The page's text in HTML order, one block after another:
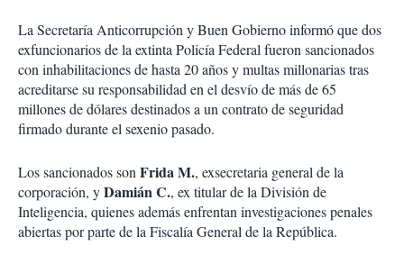
La Secretaría Anticorrupción y Buen Gobierno informó que dos
exfuncionarios de la extinta Policía Federal fueron sancionados
con inhabilitaciones de hasta 20 años y multas millonarias tras
acreditarse su responsabilidad en el desvío de más de 65
millones de dólares destinados a un contrato de seguridad
firmado durante el sexenio pasado.
Los sancionados sonFrida M., exsecretaria general de la
corporación, yDamián C., ex titular de la División de
Inteligencia, quienes además enfrentan investigaciones penales
abiertas por parte de la Fiscalía General de la República.